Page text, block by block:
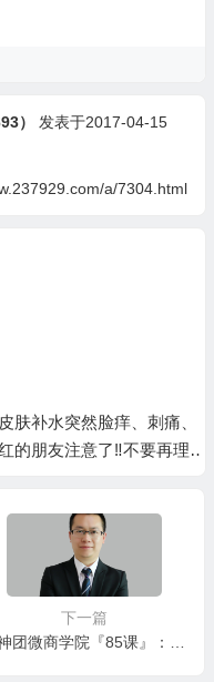
）
发表于2017-04-15
a/7304.html
肤补水突然脸痒、刺痛、
的朋友注意了‼️不要再理解
下一篇